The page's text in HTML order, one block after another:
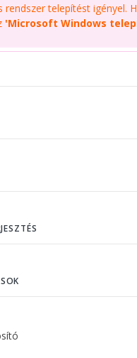
rendszer telepítést igényel.
'Microsoft Windows